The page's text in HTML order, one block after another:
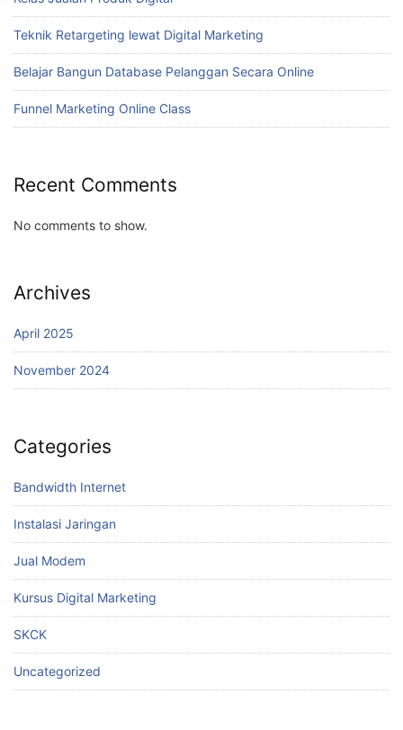
Teknik Retargeting lewat Digital Marketing
Belajar Bangun Database Pelanggan Secara Online
Funnel Marketing Online Class
Recent Comments
No comments to show.
Archives
April 2025
November 2024
Categories
Bandwidth Internet
Instalasi Jaringan
Jual Modem
Kursus Digital Marketing
SKCK
Uncategorized